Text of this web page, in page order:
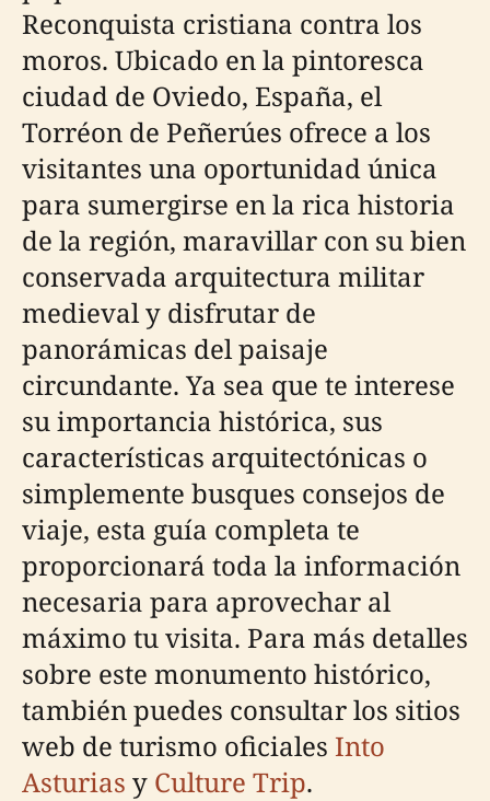
Reconquista cristiana contra los
moros. Ubicado en la pintoresca
ciudad de Oviedo, España, el
Torréon de Peñerúes ofrece a los
visitantes una oportunidad única
para sumergirse en la rica historia
de la región, maravillar con su bien
conservada arquitectura militar
medieval y disfrutar de
panorámicas del paisaje
circundante. Ya sea que te interese
su importancia histórica, sus
características arquitectónicas o
simplemente busques consejos de
viaje, esta guía completa te
proporcionará toda la información
necesaria para aprovechar al
máximo tu visita. Para más detalles
sobre este monumento histórico,
también puedes consultar los sitios
web de turismo oficiales Into
Asturias y Culture Trip.